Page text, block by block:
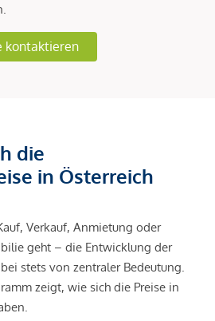
kontaktieren
die
in Österreich
Verkauf, Anmietung oder
geht – die Entwicklung der
stets von zentraler Bedeutung.
zeigt, wie sich die Preise in